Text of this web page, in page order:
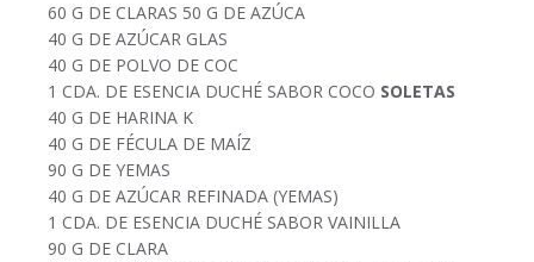
60 G DE CLARAS 50 G DE AZÚCA
40 G DE AZÚCAR GLAS
40 G DE POLVO DE COC
1 CDA. DE ESENCIA DUCHÉ SABOR COCO SOLETAS
40 G DE HARINA K
40 G DE FÉCULA DE MAÍZ
90 G DE YEMAS
40 G DE AZÚCAR REFINADA (YEMAS)
1 CDA. DE ESENCIA DUCHÉ SABOR VAINILLA
90 G DE CLARA